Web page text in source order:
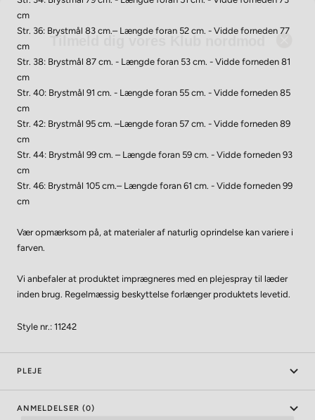
cm
Str. 36: Brystmål 83 cm.– Længde foran 52 cm. - Vidde forneden 77
cm
Str. 38: Brystmål 87 cm. - Længde foran 53 cm. - Vidde forneden 81
cm
Str. 40: Brystmål 91 cm. - Længde foran 55 cm. - Vidde forneden 85
cm
Str. 42: Brystmål 95 cm. –Længde foran 57 cm. - Vidde forneden 89
cm
Str. 44: Brystmål 99 cm. – Længde foran 59 cm. - Vidde forneden 93
cm
Str. 46: Brystmål 105 cm.– Længde foran 61 cm. - Vidde forneden 99
cm
Vær opmærksom på, at materialer af naturlig oprindelse kan variere i
farven.
Vi anbefaler at produktet imprægneres med en plejespray til læder
inden brug. Regelmæssig beskyttelse forlænger produktets levetid.
Style nr.: 11242
PLEJE
ANMELDELSER (0)
Tilmeld dig vores Klub nordmod